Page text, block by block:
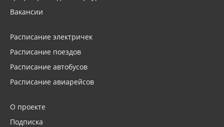
Вакансии
Расписание электричек
Расписание поездов
Расписание автобусов
Расписание авиарейсов
О проекте
Подписка